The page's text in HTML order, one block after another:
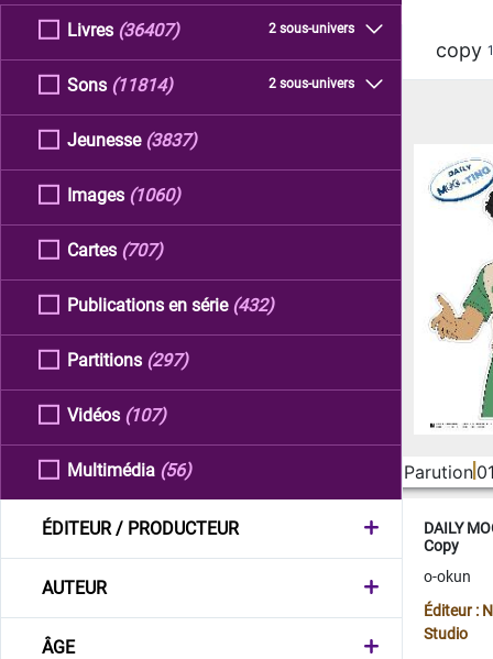
Livres 2 sous-univers
(36407)
Sons 2 sous-univers
(11814)
Jeunesse (3837)
Images (1060)
Cartes (707)
Publications en série (432)
Partitions (297)
Vidéos (107)
Multimédia (56)
ÉDITEUR / PRODUCTEUR
AUTEUR
ÂGE
copy
Parution
DAILY
Copy
o-okun
Éditeur :
Studio